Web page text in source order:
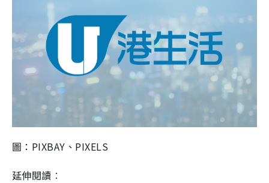
圖：PIXBAY、PIXELS
延伸閱讀︰